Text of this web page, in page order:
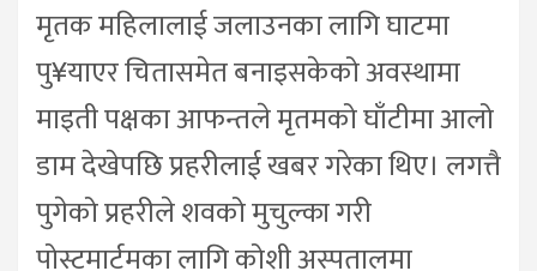
मृतक महिलालाई जलाउनका लागि घाटमा
पु¥याएर चितासमेत बनाइसकेको अवस्थामा
माइती पक्षका आफन्तले मृतमको घाँटीमा आलो
डाम देखेपछि प्रहरीलाई खबर गरेका थिए। लगत्तै
पुगेको प्रहरीले शवको मुचुल्का गरी
पोस्टमार्टमका लागि कोशी अस्पतालमा